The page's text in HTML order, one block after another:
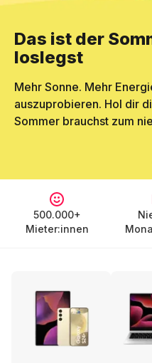
Das ist der
loslegst
Mehr Sonne. Mehr
auszuprobieren. Hol dir
Sommer brauchst zum
500.000+
Mieter:innen